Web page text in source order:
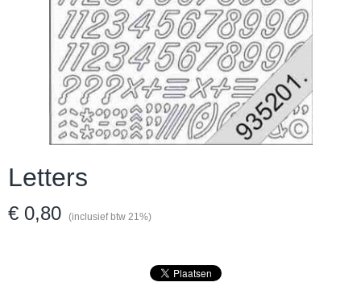
Letters
€ 0,80 (inclusief btw 21%)